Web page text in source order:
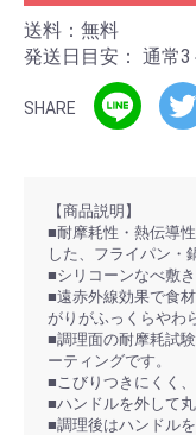
送料：無料
発送日目安： 通常3
SHARE
【商品説明】
■耐摩耗性・熱伝導
した、フライパン・
■シリコーンなべ敷き
■遠赤外線効果で食
がりがふっくらやわ
■調理面の耐摩耗試
ーティングです。
■こびりつきにくく
■ハンドルを外して丸
■調理後はハンドル